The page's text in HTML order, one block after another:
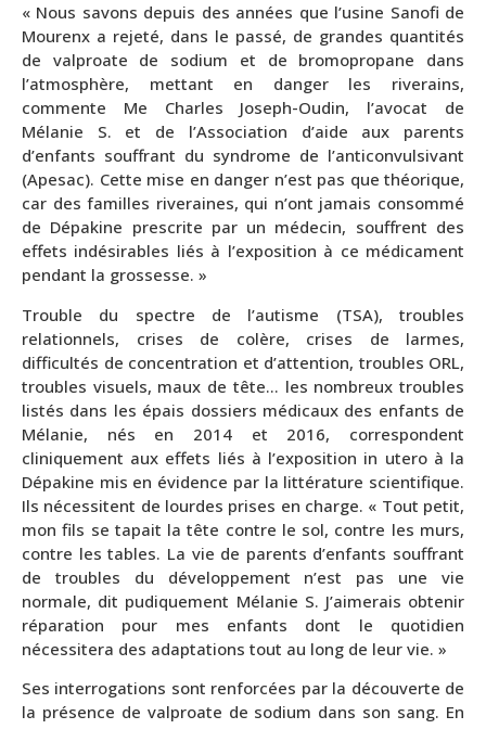
« Nous savons depuis des années que l’usine Sanofi de
Mourenx a rejeté, dans le passé, de grandes quantités
de valproate de sodium et de bromopropane dans
l’atmosphère, mettant en danger les riverains,
commente Me Charles Joseph-Oudin, l’avocat de
Mélanie S. et de l’Association d’aide aux parents
d’enfants souffrant du syndrome de l’anticonvulsivant
(Apesac). Cette mise en danger n’est pas que théorique,
car des familles riveraines, qui n’ont jamais consommé
de Dépakine prescrite par un médecin, souffrent des
effets indésirables liés à l’exposition à ce médicament
pendant la grossesse. »
Trouble du spectre de l’autisme (TSA), troubles
relationnels, crises de colère, crises de larmes,
difficultés de concentration et d’attention, troubles ORL,
troubles visuels, maux de tête… les nombreux troubles
listés dans les épais dossiers médicaux des enfants de
Mélanie, nés en 2014 et 2016, correspondent
cliniquement aux effets liés à l’exposition in utero à la
Dépakine mis en évidence par la littérature scientifique.
Ils nécessitent de lourdes prises en charge. « Tout petit,
mon fils se tapait la tête contre le sol, contre les murs,
contre les tables. La vie de parents d’enfants souffrant
de troubles du développement n’est pas une vie
normale, dit pudiquement Mélanie S. J’aimerais obtenir
réparation pour mes enfants dont le quotidien
nécessitera des adaptations tout au long de leur vie. »
Ses interrogations sont renforcées par la découverte de
la présence de valproate de sodium dans son sang. En